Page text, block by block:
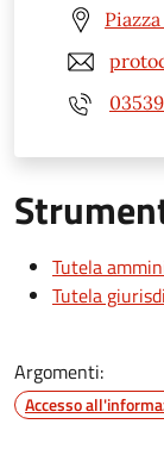
Tutela
Tutela
Argomenti:
Accesso